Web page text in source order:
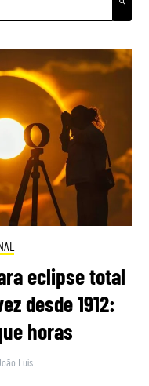
eclipse total
desde 1912:
horas
Luís